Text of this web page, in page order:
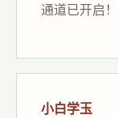
通道已开启！
小白学玉